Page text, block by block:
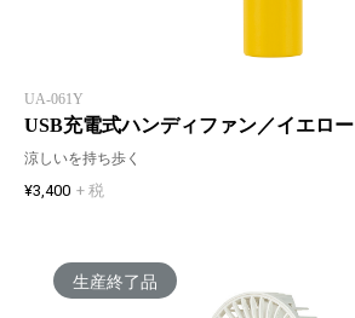
UA-061Y
USB充電式ハンディファン／イエロー
涼しいを持ち歩く
¥3,400 + 税
生産終了品